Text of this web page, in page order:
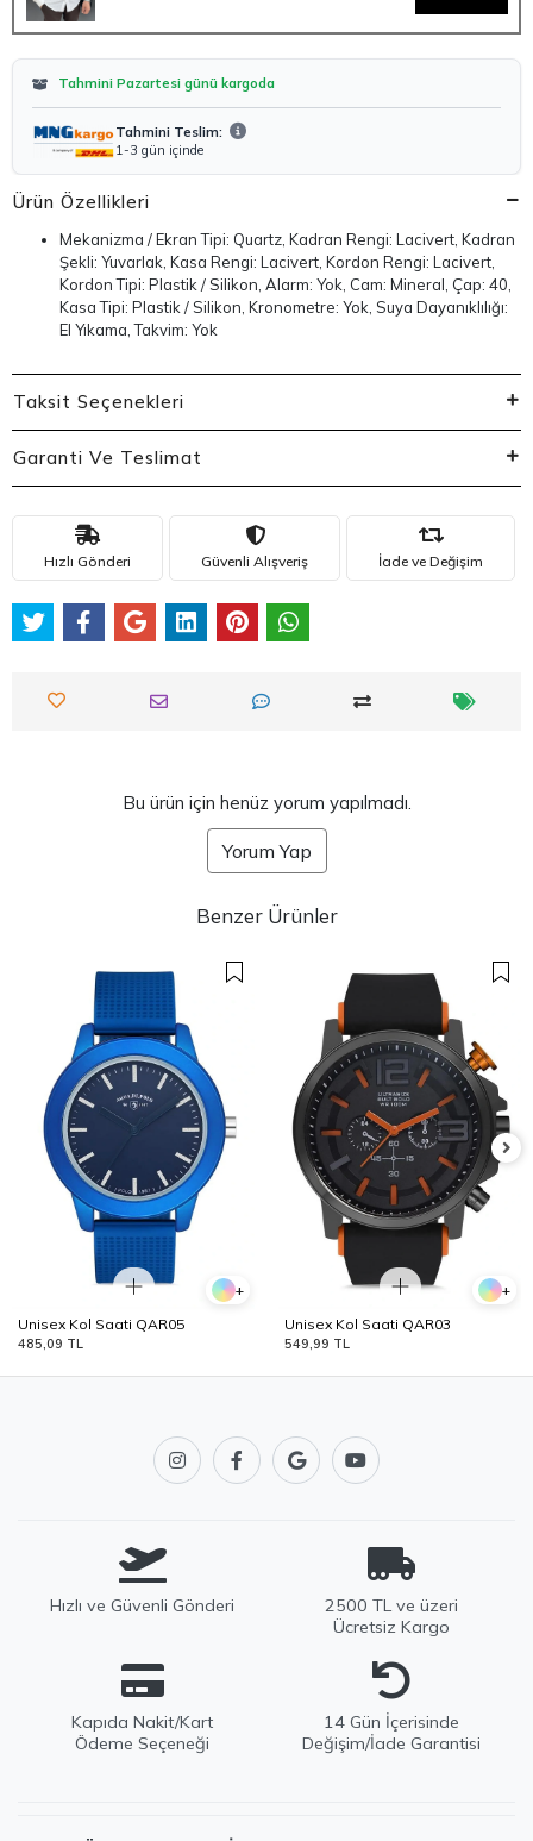
Tahmini Pazartesi günü kargoda
Tahmini Teslim:
1-3 gün içinde
Ürün Özellikleri
Mekanizma / Ekran Tipi: Quartz, Kadran Rengi: Lacivert, Kadran
Şekli: Yuvarlak, Kasa Rengi: Lacivert, Kordon Rengi: Lacivert,
Kordon Tipi: Plastik / Silikon, Alarm: Yok, Cam: Mineral, Çap: 40,
Kasa Tipi: Plastik / Silikon, Kronometre: Yok, Suya Dayanıklılığı:
El Yıkama, Takvim: Yok
Taksit Seçenekleri
Garanti Ve Teslimat
Hızlı Gönderi Güvenli Alışveriş İade ve Değişim
Bu ürün için henüz yorum yapılmadı.
Yorum Yap
Benzer Ürünler
+
Unisex Kol Saati QAR05
485,09 TL
+
Unisex Kol Saati QAR03
549,99 TL
Hızlı ve Güvenli Gönderi
2500 TL ve üzeri
Ücretsiz Kargo
Kapıda Nakit/Kart
Ödeme Seçeneği
14 Gün İçerisinde
Değişim/İade Garantisi